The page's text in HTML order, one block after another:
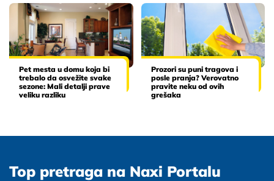
Pet mesta u domu koja bi
trebalo da osvežite svake
sezone: Mali detalji prave
veliku razliku
Prozori su puni tragova i
posle pranja? Verovatno
pravite neku od ovih
grešaka
Top pretraga na Naxi Portalu